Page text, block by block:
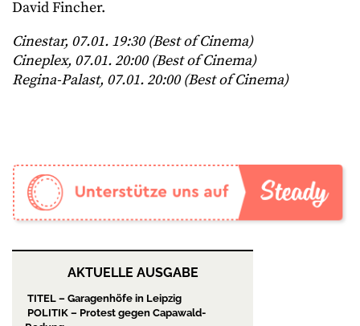
David Fincher.
Cinestar, 07.01. 19:30 (Best of Cinema)
Cineplex, 07.01. 20:00 (Best of Cinema)
Regina-Palast, 07.01. 20:00 (Best of Cinema)
AKTUELLE AUSGABE